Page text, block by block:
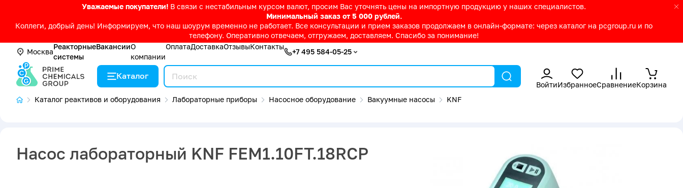
Уважаемые покупатели! В связи с нестабильным курсом валют, просим Вас уточнять цены на импортную продукцию у наших специалистов.
Минимальный заказ от 5 000 рублей.
Коллеги, добрый день! Информируем, что наш шоурум временно не работает. Все консультации и прием заказов продолжаем в онлайн-формате: через каталог на pcgroup.ru и по
телефону. Оперативно отвечаем, отгружаем, доставляем. Спасибо за понимание!
Москва
Реакторные
системы
ВакансииО
компании
ОплатаДоставкаОтзывыКонтакты
+7 495 584-05-25
Каталог
ВойтиИзбранноеСравнениеКорзина
Каталог реактивов и оборудования
Лабораторные приборы Насосное оборудование Вакуумные насосы KNF
Насос лабораторный KNF FEM1.10FT.18RCP